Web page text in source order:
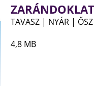
TAVASZ | NYÁR |
4,8 MB